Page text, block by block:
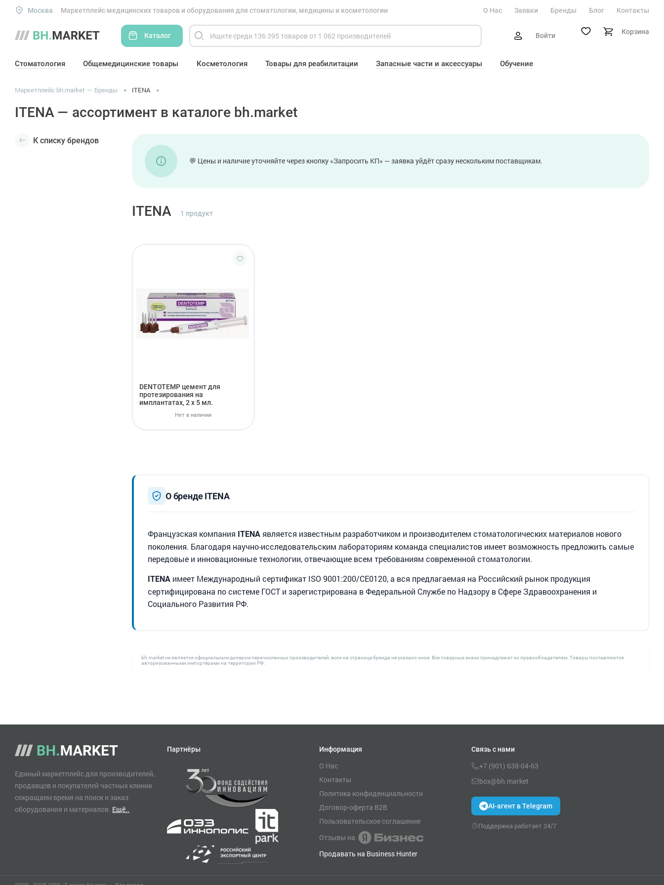
Москва Маркетплейс медицинских товаров и оборудования для стоматологии, медицины и косметологии О Нас Заявки Бренды Блог Контакты
Каталог Войти Корзина
Стоматология Общемедицинские товары Косметология Товары для реабилитации Запасные части и аксессуары Обучение
Маркетплейс bh.market Бренды ITENA
ITENA — ассортимент в каталоге bh.market
К списку брендов
💬 Цены и наличие уточняйте через кнопку «Запросить КП» — заявка уйдёт сразу нескольким поставщикам.
ITENA 1 продукт
DENTOTEMP цемент для
протезирования на
имплантатах, 2 х 5 мл.
Нет в наличии
О бренде ITENA
Французская компания ITENA является известным разработчиком и производителем стоматологических материалов нового
поколения. Благодаря научно-исследовательским лабораториям команда специалистов имеет возможность предложить самые
передовые и инновационные технологии, отвечающие всем требованиям современной стоматологии.
ITENA имеет Международный сертификат ISO 9001:200/CE0120, а вся предлагаемая на Российский рынок продукция
сертифицирована по системе ГОСТ и зарегистрирована в Федеральной Службе по Надзору в Сфере Здравоохранения и
Социального Развития РФ.
bh.market не является официальным дилером перечисленных производителей, если на странице бренда не указано иное. Все товарные знаки принадлежат их правообладателям. Товары поставляются
авторизованными импортёрами на территории РФ.
Единый маркетплейс для производителей,
продавцов и покупателей частных клиник
сокращаем время на поиск и заказ
оборудования и материалов. Ещё..
Партнёры Информация
О Нас
Контакты
Политика конфиденциальности
Договор-оферта B2B
Пользовательское соглашение
Отзывы на
Продавать на Business Hunter
Связь с нами
+7 (901) 638-04-63
box@bh.market
AI-агент в Telegram
Поддержка работает 24/7